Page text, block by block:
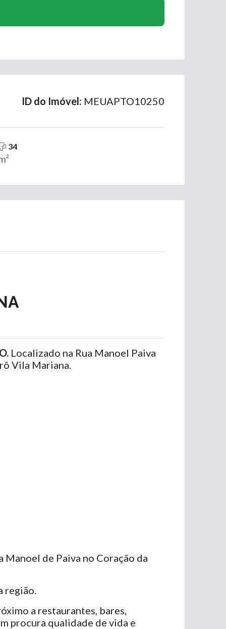
ID do Imóvel: MEUAPTO10250
34
Localizado na Rua Manoel Paiva
Vila Mariana.
Manoel de Paiva no Coração da
região.
a restaurantes, bares,
procura qualidade de vida e